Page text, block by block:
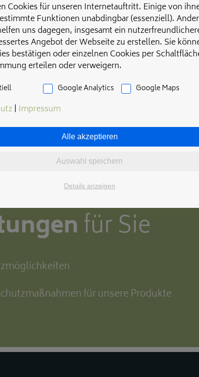
Thekenanlagen aus
überzeugen mit
individuellen
einen Raum positiv
Neben den
durch die
Verbindung mit
Funktionalität und
für Sie
für unsere Produkte
Cookies für unseren Internetauftritt. Einige von
Funktionen unabdingbar (essenziell).
uns dagegen, insgesamt ein
Angebot der Webseite zu erstellen. Sie
bestätigen oder einzelnen Cookies per
erteilen oder verweigern.
Google Analytics Google Maps
| Impressum
Alle akzeptieren
Auswahl speichern
Details anzeigen